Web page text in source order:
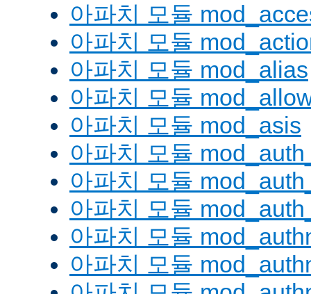
아파치 모듈
아파치 모듈
아파치 모듈 mod_alias
아파치 모듈
아파치 모듈 mod_asis
아파치 모듈
아파치 모듈
아파치 모듈
아파치 모듈
아파치 모듈